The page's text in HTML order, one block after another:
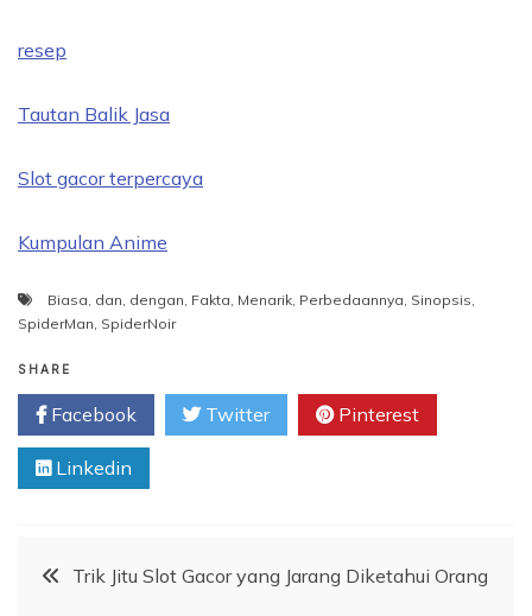
resep
Tautan Balik Jasa
Slot gacor terpercaya
Kumpulan Anime
Biasa, dan, dengan, Fakta, Menarik, Perbedaannya, Sinopsis,
SpiderMan, SpiderNoir
SHARE
Facebook Twitter Pinterest
Linkedin
PostTrik Jitu Slot Gacor yang Jarang Diketahui Orang